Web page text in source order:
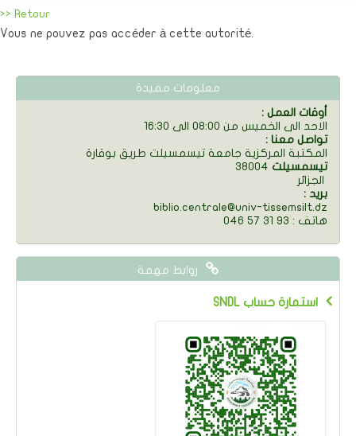
>> Retour
Vous ne pouvez pas accéder à cette autorité.
معلومات مفيدة
: أوقات العمل
الاحد الى الخميس من 08:00 الى 16:30
: تواصل معنا
المكتبة المركزية جامعة تيسمسيلت طريق بوقارة
38004 تيسمسيلت
: بريد
biblio.centrale@univ-tissemsilt.dz
046 57 31 93 : هاتف
روابط مهمة
SNDL استمارة حساب